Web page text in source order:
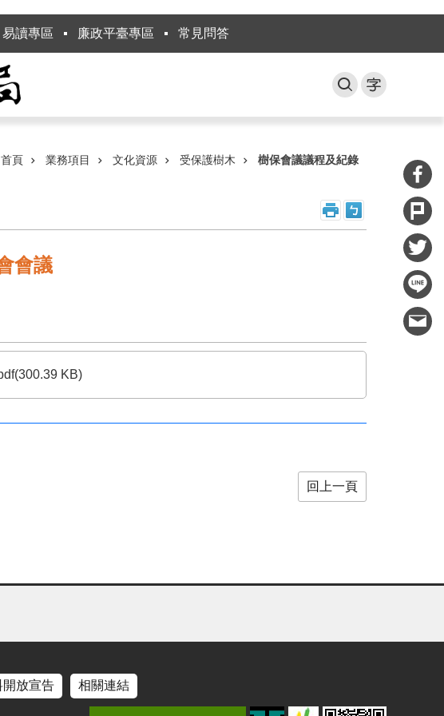
易讀專區 廉政平臺專區 常見問答
首頁 業務項目 文化資源 受保護樹木 樹保會議議程及紀錄
會議
KB)
回上一頁
開放宣告 相關連結